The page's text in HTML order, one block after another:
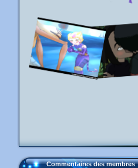
Commentaires des membres